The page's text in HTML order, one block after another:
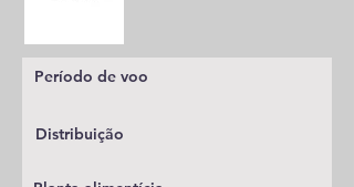
Período de voo
Distribuição